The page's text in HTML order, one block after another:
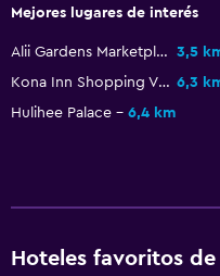
Mejores lugares de interés
Alii Gardens Marketplace 3,5
Kona Inn Shopping Village 6,3
Hulihee Palace
6,4 km
Hoteles favoritos